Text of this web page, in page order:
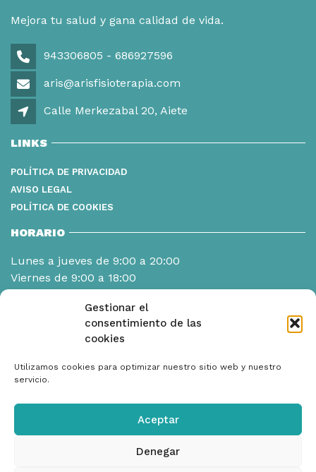
Gestionar el
consentimiento de las
cookies
Utilizamos cookies para optimizar nuestro sitio web y nuestro
servicio.
Aceptar
Denegar
Mejora tu salud y gana calidad de vida.
943306805 - 686927596
aris@arisfisioterapia.com
Calle Merkezabal 20, Aiete
LINKS
POLÍTICA DE PRIVACIDAD
AVISO LEGAL
POLÍTICA DE COOKIES
HORARIO
Lunes a jueves de 9:00 a 20:00
Viernes de 9:00 a 18:00